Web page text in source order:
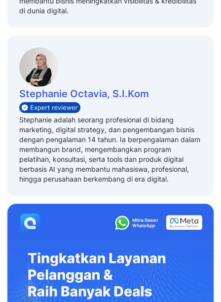
di dunia digital.
Stephanie Octavia, S.I.Kom
Stephanie adalah seorang profesional di bidang
marketing, digital strategy, dan pengembangan bisnis
dengan pengalaman 14 tahun. Ia berpengalaman dalam
membangun brand, mengembangkan program
pelatihan, konsultasi, serta tools dan produk digital
berbasis AI yang membantu mahasiswa, profesional,
hingga perusahaan berkembang di era digital.